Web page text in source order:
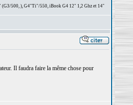
(G3/500, ), G4"Ti"/550, iBook G4 12" 1,2 Ghz et 14"
Il faudra faire la même chose pour